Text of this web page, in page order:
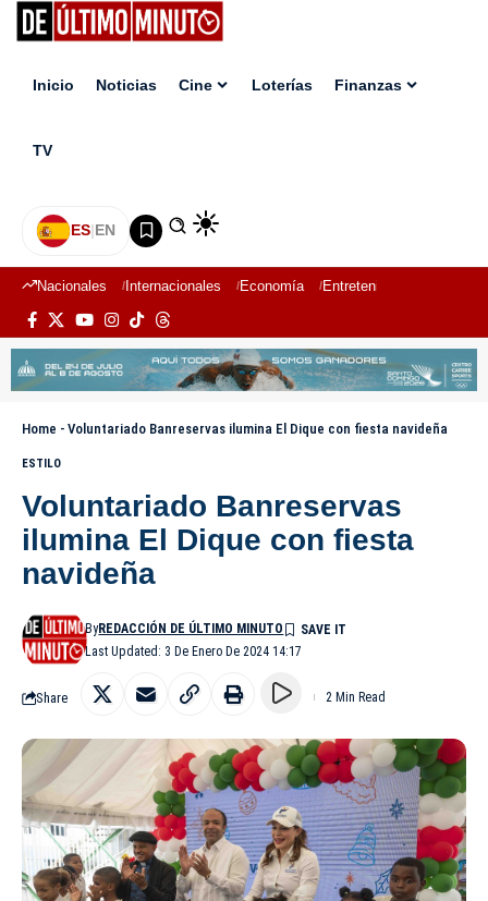
Inicio Noticias Cine Loterías Finanzas
TV
ES|EN
Nacionales Internacionales Economía Entretenimiento
Home - Voluntariado Banreservas ilumina El Dique con fiesta navideña
ESTILO
Voluntariado Banreservas
ilumina El Dique con fiesta
navideña
Last Updated: 3 De Enero De 2024 14:17
ByREDACCIÓN DE ÚLTIMO MINUTO
Share 2 Min Read